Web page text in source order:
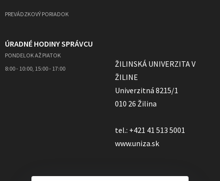
PREVÁDZKOVÝ PORIADOK
ÚRADNÉ HODINY SPRÁVCU
PONDELOK AŽ PIATOK
8:00 - 10:00, 15:00 - 17:00
ŽILINSKÁ UNIVERZITA V
ŽILINE
Univerzitná 8215/1
010 26 Žilina
tel.: +421 41 513 5001
www.uniza.sk